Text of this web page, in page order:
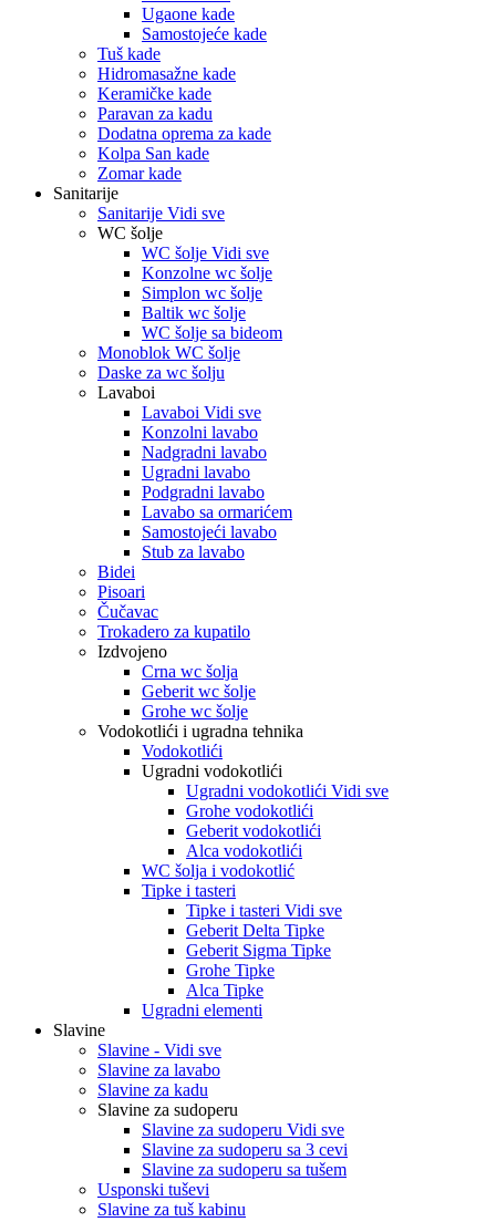
Ugaone kade
Samostojeće kade
Tuš kade
Hidromasažne kade
Keramičke kade
Paravan za kadu
Dodatna oprema za kade
Kolpa San kade
Zomar kade
Sanitarije
Sanitarije Vidi sve
WC šolje
WC šolje Vidi sve
Konzolne wc šolje
Simplon wc šolje
Baltik wc šolje
WC šolje sa bideom
Monoblok WC šolje
Daske za wc šolju
Lavaboi
Lavaboi Vidi sve
Konzolni lavabo
Nadgradni lavabo
Ugradni lavabo
Podgradni lavabo
Lavabo sa ormarićem
Samostojeći lavabo
Stub za lavabo
Bidei
Pisoari
Čučavac
Trokadero za kupatilo
Izdvojeno
Crna wc šolja
Geberit wc šolje
Grohe wc šolje
Vodokotlići i ugradna tehnika
Vodokotlići
Ugradni vodokotlići
Ugradni vodokotlići Vidi sve
Grohe vodokotlići
Geberit vodokotlići
Alca vodokotlići
WC šolja i vodokotlić
Tipke i tasteri
Tipke i tasteri Vidi sve
Geberit Delta Tipke
Geberit Sigma Tipke
Grohe Tipke
Alca Tipke
Ugradni elementi
Slavine
Slavine - Vidi sve
Slavine za lavabo
Slavine za kadu
Slavine za sudoperu
Slavine za sudoperu Vidi sve
Slavine za sudoperu sa 3 cevi
Slavine za sudoperu sa tušem
Usponski tuševi
Slavine za tuš kabinu